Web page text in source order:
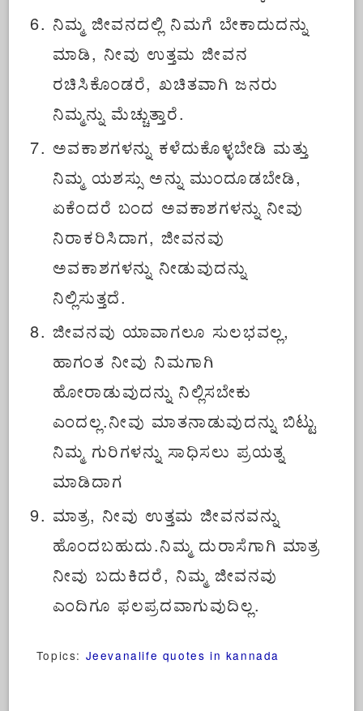
ನಿಮ್ಮ ಜೀವನದಲ್ಲಿ ನಿಮಗೆ ಬೇಕಾದುದನ್ನು
ಮಾಡಿ, ನೀವು ಉತ್ತಮ ಜೀವನ
ರಚಿಸಿಕೊಂಡರೆ, ಖಚಿತವಾಗಿ ಜನರು
ನಿಮ್ಮನ್ನು ಮೆಚ್ಚುತ್ತಾರೆ.
ಅವಕಾಶಗಳನ್ನು ಕಳೆದುಕೊಳ್ಳಬೇಡಿ ಮತ್ತು
ನಿಮ್ಮ ಯಶಸ್ಸು ಅನ್ನು ಮುಂದೂಡಬೇಡಿ,
ಏಕೆಂದರೆ ಬಂದ ಅವಕಾಶಗಳನ್ನು ನೀವು
ನಿರಾಕರಿಸಿದಾಗ, ಜೀವನವು
ಅವಕಾಶಗಳನ್ನು ನೀಡುವುದನ್ನು
ನಿಲ್ಲಿಸುತ್ತದೆ.
ಜೀವನವು ಯಾವಾಗಲೂ ಸುಲಭವಲ್ಲ,
ಹಾಗಂತ ನೀವು ನಿಮಗಾಗಿ
ಹೋರಾಡುವುದನ್ನು ನಿಲ್ಲಿಸಬೇಕು
ಎಂದಲ್ಲ.ನೀವು ಮಾತನಾಡುವುದನ್ನು ಬಿಟ್ಟು
ನಿಮ್ಮ ಗುರಿಗಳನ್ನು ಸಾಧಿಸಲು ಪ್ರಯತ್ನ
ಮಾಡಿದಾಗ
ಮಾತ್ರ, ನೀವು ಉತ್ತಮ ಜೀವನವನ್ನು
ಹೊಂದಬಹುದು.ನಿಮ್ಮ ದುರಾಸೆಗಾಗಿ ಮಾತ್ರ
ನೀವು ಬದುಕಿದರೆ, ನಿಮ್ಮ ಜೀವನವು
ಎಂದಿಗೂ ಫಲಪ್ರದವಾಗುವುದಿಲ್ಲ.
Topics: Jeevanalife quotes in kannada